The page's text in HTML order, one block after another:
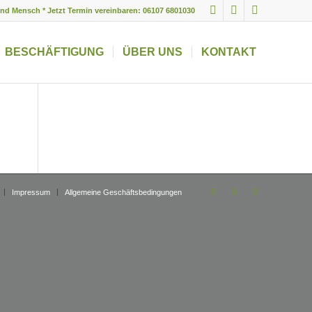
Mensch * Jetzt Termin vereinbaren: 06107 6801030
BESCHÄFTIGUNG ÜBER UNS KONTAKT
Impressum Allgemeine Geschäftsbedingungen